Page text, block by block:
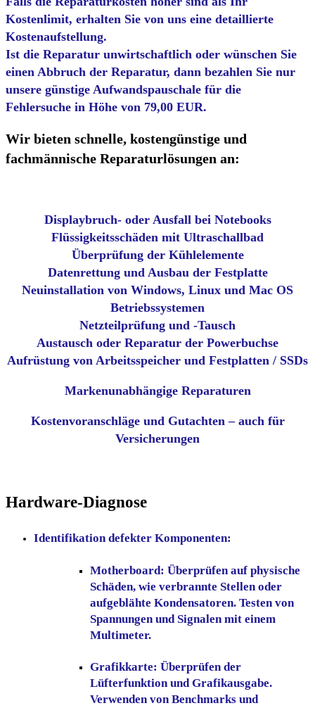
Kostenlimit, erhalten Sie von uns eine detaillierte
Kostenaufstellung.
Ist die Reparatur unwirtschaftlich oder wünschen Sie
einen Abbruch der Reparatur, dann bezahlen Sie nur
unsere günstige Aufwandspauschale für die
Fehlersuche in Höhe von 79,00 EUR.
Wir bieten schnelle, kostengünstige und
fachmännische Reparaturlösungen an:
Displaybruch- oder Ausfall bei Notebooks
Flüssigkeitsschäden mit Ultraschallbad
Überprüfung der Kühlelemente
Datenrettung und Ausbau der Festplatte
Neuinstallation von Windows, Linux und Mac OS
Betriebssystemen
Netzteilprüfung und -Tausch
Austausch oder Reparatur der Powerbuchse
Aufrüstung von Arbeitsspeicher und Festplatten / SSDs
Markenunabhängige Reparaturen
Kostenvoranschläge und Gutachten – auch für
Versicherungen
Hardware-Diagnose
Identifikationdefekter Komponenten:
Motherboard: Überprüfen auf physische
Schäden, wie verbrannte Stellen oder
aufgeblähte Kondensatoren. Testen von
Spannungen und Signalen mit einem
Multimeter.
Grafikkarte: Überprüfen der
Lüfterfunktion und Grafikausgabe.
Verwenden von Benchmarks und